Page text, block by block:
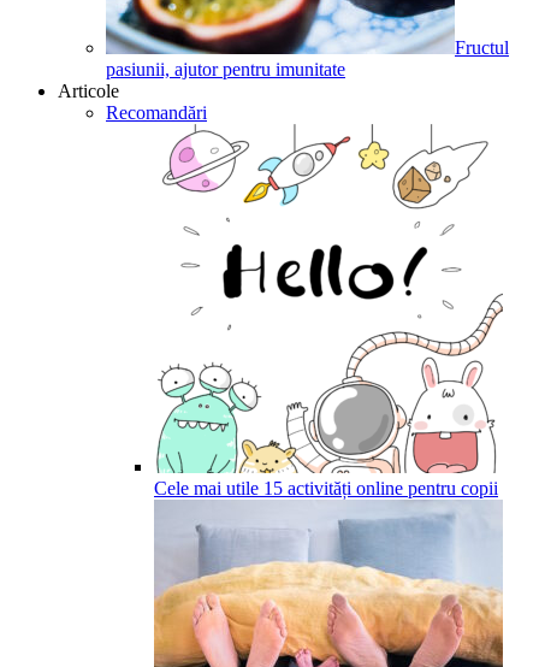
Fructul
pasiunii, ajutor pentru imunitate
Articole
Recomandări
Cele mai utile 15 activități online pentru copii